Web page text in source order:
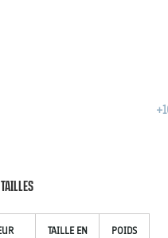
TAILLE EN
POIDS